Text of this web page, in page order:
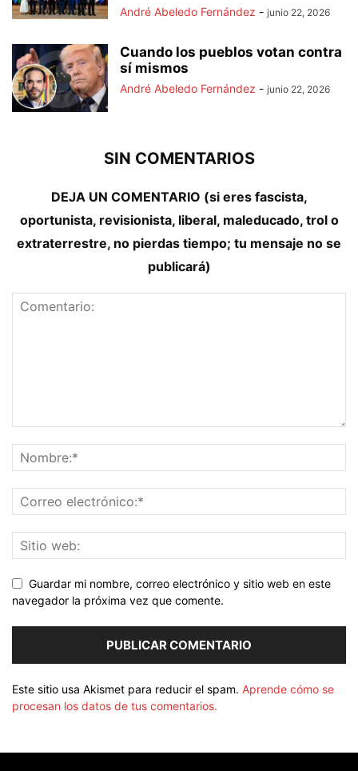
André Abeledo Fernández - junio 22, 2026
Cuando los pueblos votan contra
sí mismos
André Abeledo Fernández - junio 22, 2026
SIN COMENTARIOS
DEJA UN COMENTARIO (si eres fascista,
oportunista, revisionista, liberal, maleducado, trol o
extraterrestre, no pierdas tiempo; tu mensaje no se
publicará)
Guardar mi nombre, correo electrónico y sitio web en este
navegador la próxima vez que comente.
Este sitio usa Akismet para reducir el spam. Aprende cómo se
procesan los datos de tus comentarios.